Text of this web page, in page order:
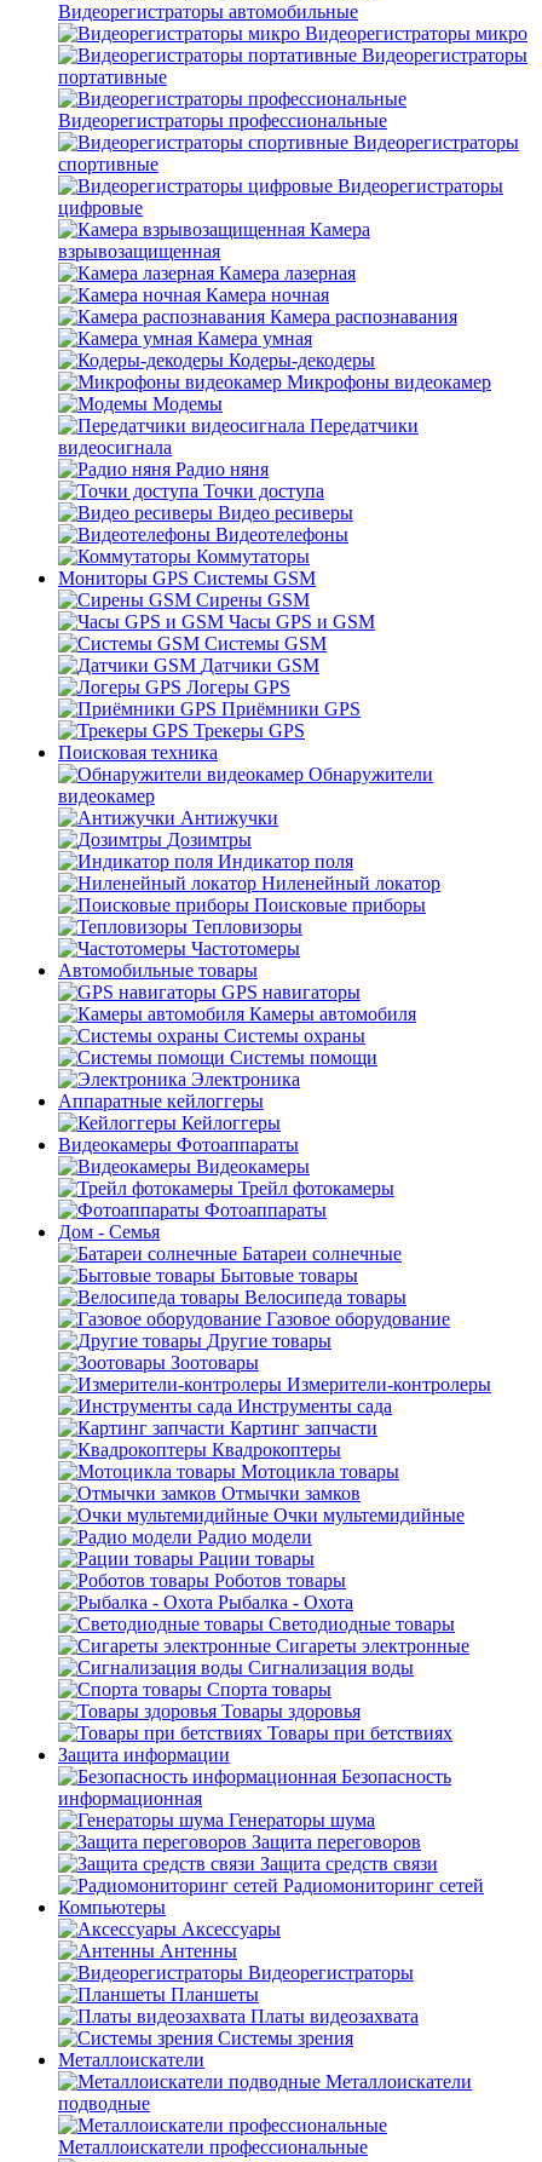
Видеорегистраторы автомобильные
Видеорегистраторы микро
Видеорегистраторы
портативные
Видеорегистраторы профессиональные
Видеорегистраторы
спортивные
Видеорегистраторы
цифровые
Камера
взрывозащищенная
Камера лазерная
Камера ночная
Камера распознавания
Камера умная
Кодеры-декодеры
Микрофоны видеокамер
Модемы
Передатчики
видеосигнала
Радио няня
Точки доступа
Видео ресиверы
Видеотелефоны
Коммутаторы
Мониторы GPS Системы GSM
Сирены GSM
Часы GPS и GSM
Системы GSM
Датчики GSM
Логеры GPS
Приёмники GPS
Трекеры GPS
Поисковая техника
Обнаружители
видеокамер
Антижучки
Дозимтры
Индикатор поля
Ниленейный локатор
Поисковые приборы
Тепловизоры
Частотомеры
Автомобильные товары
GPS навигаторы
Камеры автомобиля
Системы охраны
Системы помощи
Электроника
Аппаратные кейлоггеры
Кейлоггеры
Видеокамеры Фотоаппараты
Видеокамеры
Трейл фотокамеры
Фотоаппараты
Дом - Семья
Батареи солнечные
Бытовые товары
Велосипеда товары
Газовое оборудование
Другие товары
Зоотовары
Измерители-контролеры
Инструменты сада
Картинг запчасти
Квадрокоптеры
Мотоцикла товары
Отмычки замков
Очки мультемидийные
Радио модели
Рации товары
Роботов товары
Рыбалка - Охота
Светодиодные товары
Сигареты электронные
Сигнализация воды
Спорта товары
Товары здоровья
Товары при бетствиях
Защита информации
Безопасность
информационная
Генераторы шума
Защита переговоров
Защита средств связи
Радиомониторинг сетей
Компьютеры
Аксессуары
Антенны
Видеорегистраторы
Планшеты
Платы видеозахвата
Системы зрения
Металлоискатели
Металлоискатели
подводные
Металлоискатели профессиональные